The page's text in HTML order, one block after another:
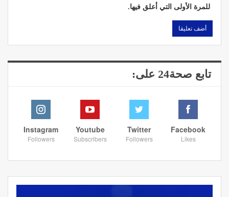
للمرة الأولى التي أعلق فيها.
تابع صحة24 على:
Facebook
Likes
Twitter
Followers
Youtube
Subscribers
Instagram
Followers